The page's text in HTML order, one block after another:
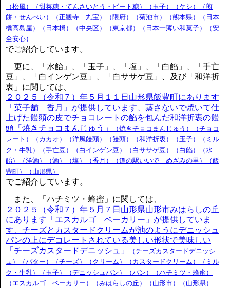
（松風）（甜菜糖・てんさいとう・ビート糖）（玉子）（ケシ）（煎
餅・せんべい）（正観寺 丸宝）（隈府）（菊池市）（熊本県）（日本
橋高島屋）（日本橋）（中央区）（東京都）（日本一薄い和菓子）（安
全安心）
でご紹介しています。
更に、「水飴」、「玉子」、「塩」、「白餡」、「手亡
豆」、「白インゲン豆」、「白ササゲ豆」、及び「和洋折
衷」に関しては、
２０２５（令和７）年５月１１日山形県飯豊町にあります
「菓子舗 香月」が提供しています、蒸さないで焼いて仕
上げた饅頭の皮でチョコレートの餡を包んだ和洋折衷の饅
頭「焼きチョコまんじゅう」
（焼きチョコまんじゅう）（チョコ
レート）（カカオ）（洋風饅頭）（饅頭）（和洋折衷）（玉子）（ミル
ク・牛乳）（手亡豆）（白インゲン豆）（白ササゲ豆）（白餡）（水
飴）（洋酒）（酒）（塩）（香月）（道の駅いいで めざみの里）（飯
豊町）（山形県）
でご紹介しています。
また、「ハチミツ・蜂蜜」に関しては、
２０２５（令和７）年５月７日山形県山形市みはらしの丘
にあります「エスカルゴ ベーカリー」が提供していま
す、チーズとカスタードクリームが池のようにデニッシュ
パンの上にデコレートされている美しい形状で美味しい
「チーズカスタードデニッシュ」
（チーズカスタードデニッシ
ュ）（バター）（チーズ）（クリーム）（カスタードクリーム）（ミル
ク・牛乳）（玉子）（デニッシュパン）（パン）（ハチミツ・蜂蜜）
（エスカルゴ ベーカリー）（みはらしの丘）（山形市）（山形県）